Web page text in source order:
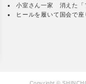
小室さん一家 消えた「
ヒールを履いて国会で